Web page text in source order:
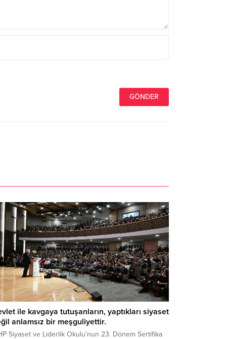
ile kavgaya tutuşanların, yaptıkları siyaset
anlamsız bir meşguliyettir.
Siyaset ve Liderlik Okulu’nun 23. Dönem Sertifika